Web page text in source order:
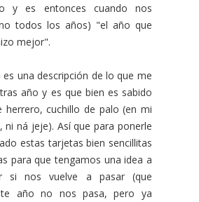
y es entonces cuando nos
todos los años) "el año que
mejor".
es una descripción de lo que me
año y es que bien es sabido
herrero, cuchillo de palo (en mi
ni ná jeje). Así que para ponerle
estas tarjetas bien sencillitas
para que tengamos una idea a
si nos vuelve a pasar (que
año no nos pasa, pero ya